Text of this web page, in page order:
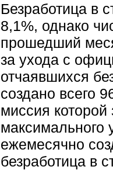
Безработица в
8,1%, однако
прошедший
за ухода с
отчаявшихся
создано всего
миссия
максимального
ежемесячно
безработица в